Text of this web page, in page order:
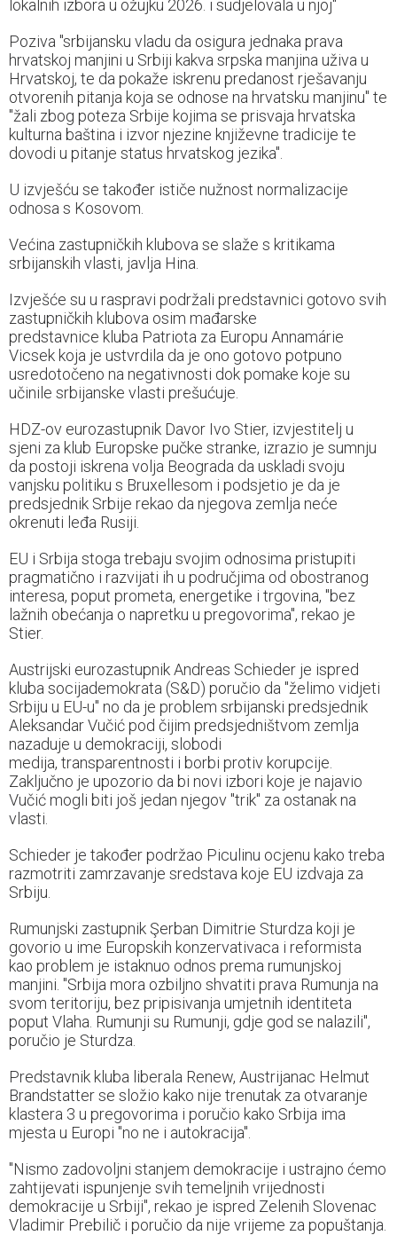
lokalnih izbora u ožujku 2026. i sudjelovala u njoj"
Poziva "srbijansku vladu da osigura jednaka prava
hrvatskoj manjini u Srbiji kakva srpska manjina uživa u
Hrvatskoj, te da pokaže iskrenu predanost rješavanju
otvorenih pitanja koja se odnose na hrvatsku manjinu" te
"žali zbog poteza Srbije kojima se prisvaja hrvatska
kulturna baština i izvor njezine književne tradicije te
dovodi u pitanje status hrvatskog jezika".
U izvješću se također ističe nužnost normalizacije
odnosa s Kosovom.
Većina zastupničkih klubova se slaže s kritikama
srbijanskih vlasti, javlja Hina.
Izvješće su u raspravi podržali predstavnici gotovo svih
zastupničkih klubova osim mađarske
predstavnice kluba Patriota za Europu Annamárie
Vicsek koja je ustvrdila da je ono gotovo potpuno
usredotočeno na negativnosti dok pomake koje su
učinile srbijanske vlasti prešućuje.
HDZ-ov eurozastupnik Davor Ivo Stier, izvjestitelj u
sjeni za klub Europske pučke stranke, izrazio je sumnju
da postoji iskrena volja Beograda da uskladi svoju
vanjsku politiku s Bruxellesom i podsjetio je da je
predsjednik Srbije rekao da njegova zemlja neće
okrenuti leđa Rusiji.
EU i Srbija stoga trebaju svojim odnosima pristupiti
pragmatično i razvijati ih u područjima od obostranog
interesa, poput prometa, energetike i trgovina, "bez
lažnih obećanja o napretku u pregovorima", rekao je
Stier.
Austrijski eurozastupnik Andreas Schieder je ispred
kluba socijademokrata (S&D) poručio da "želimo vidjeti
Srbiju u EU-u" no da je problem srbijanski predsjednik
Aleksandar Vučić pod čijim predsjedništvom zemlja
nazaduje u demokraciji, slobodi
medija, transparentnosti i borbi protiv korupcije.
Zaključno je upozorio da bi novi izbori koje je najavio
Vučić mogli biti još jedan njegov "trik" za ostanak na
vlasti.
Schieder je također podržao Piculinu ocjenu kako treba
razmotriti zamrzavanje sredstava koje EU izdvaja za
Srbiju.
Rumunjski zastupnik Şerban Dimitrie Sturdza koji je
govorio u ime Europskih konzervativaca i reformista
kao problem je istaknuo odnos prema rumunjskoj
manjini. "Srbija mora ozbiljno shvatiti prava Rumunja na
svom teritoriju, bez pripisivanja umjetnih identiteta
poput Vlaha. Rumunji su Rumunji, gdje god se nalazili",
poručio je Sturdza.
Predstavnik kluba liberala Renew, Austrijanac Helmut
Brandstatter se složio kako nije trenutak za otvaranje
klastera 3 u pregovorima i poručio kako Srbija ima
mjesta u Europi "no ne i autokracija".
"Nismo zadovoljni stanjem demokracije i ustrajno ćemo
zahtijevati ispunjenje svih temeljnih vrijednosti
demokracije u Srbiji", rekao je ispred Zelenih Slovenac
Vladimir Prebilič i poručio da nije vrijeme za popuštanja.